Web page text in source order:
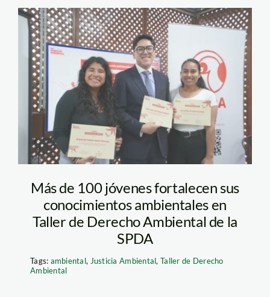
Taller de Derecho
Ambiental (2)
Más de 100 jóvenes fortalecen sus
conocimientos ambientales en
Taller de Derecho Ambiental de la
SPDA
Tags: ambiental, Justicia Ambiental, Taller de Derecho
Ambiental